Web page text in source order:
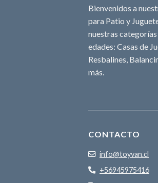
Bienvenidos a
para Patio y
nuestras
edades: Casas de
Resbalines,
más.
CONTACTO
info@toyvan.cl
+56945975416